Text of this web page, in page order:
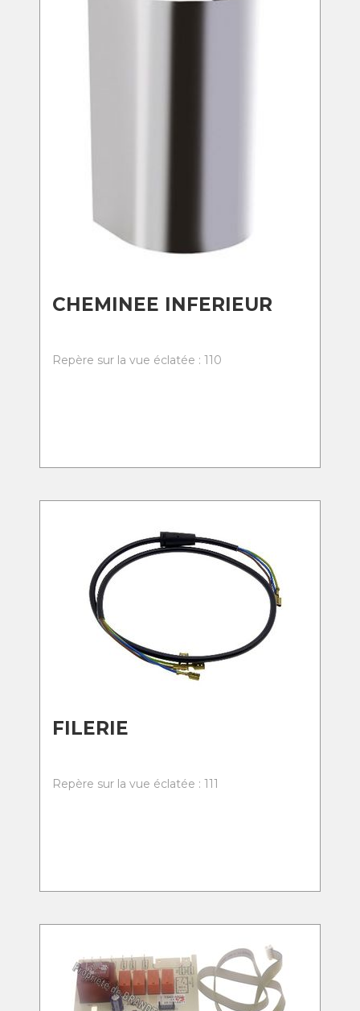
CHEMINEE INFERIEUR
Repère sur la vue éclatée : 110
FILERIE
Repère sur la vue éclatée : 111